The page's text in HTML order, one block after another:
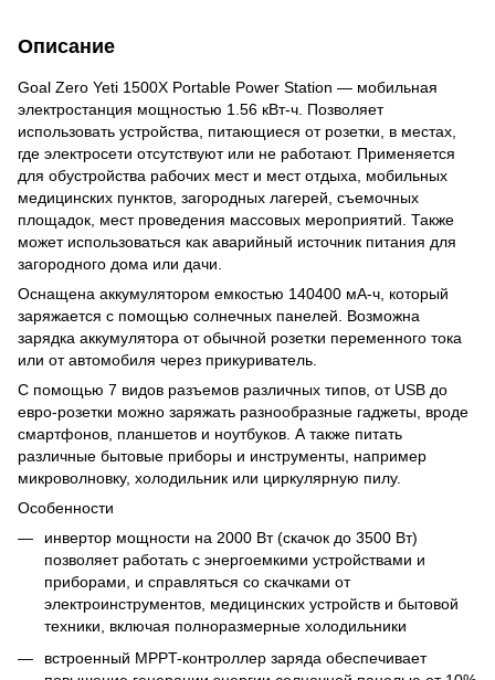
Описание
Goal Zero Yeti 1500X Portable Power Station — мобильная
электростанция мощностью 1.56 кВт-ч. Позволяет
использовать устройства, питающиеся от розетки, в местах,
где электросети отсутствуют или не работают. Применяется
для обустройства рабочих мест и мест отдыха, мобильных
медицинских пунктов, загородных лагерей, съемочных
площадок, мест проведения массовых мероприятий. Также
может использоваться как аварийный источник питания для
загородного дома или дачи.
Оснащена аккумулятором емкостью 140400 мА-ч, который
заряжается с помощью солнечных панелей. Возможна
зарядка аккумулятора от обычной розетки переменного тока
или от автомобиля через прикуриватель.
С помощью 7 видов разъемов различных типов, от USB до
евро-розетки можно заряжать разнообразные гаджеты, вроде
смартфонов, планшетов и ноутбуков. А также питать
различные бытовые приборы и инструменты, например
микроволновку, холодильник или циркулярную пилу.
Особенности
инвертор мощности на 2000 Вт (скачок до 3500 Вт)
позволяет работать с энергоемкими устройствами и
приборами, и справляться со скачками от
электроинструментов, медицинских устройств и бытовой
техники, включая полноразмерные холодильники
встроенный MPPT-контроллер заряда обеспечивает